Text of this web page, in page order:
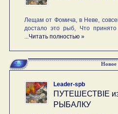
Лещам от Фомича, в Неве,
достало это рыб, Что
...Читать полностью »
Новое
Leader-spb
ПУТЕШЕСТВIE
РЫБАЛКУ